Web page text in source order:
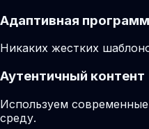
Адаптивная
Никаких жестких
Аутентичный контент
Используем
среду.